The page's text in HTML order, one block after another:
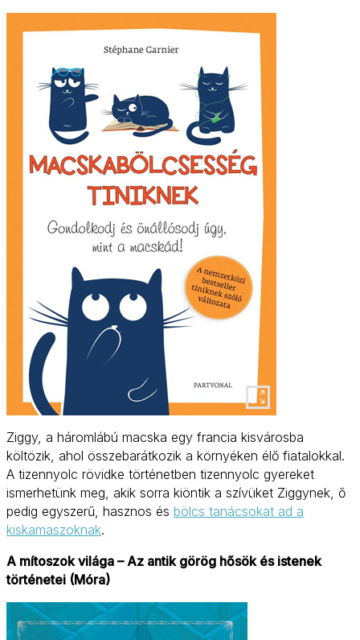
Ziggy, a háromlábú macska egy francia kisvárosba
költözik, ahol összebarátkozik a környéken élő fiatalokkal.
A tizennyolc rövidke történetben tizennyolc gyereket
ismerhetünk meg, akik sorra kiöntik a szívüket Ziggynek, ő
pedig egyszerű, hasznos és bölcs tanácsokat ad a
kiskamaszoknak.
A mítoszok világa – Az antik görög hősök és istenek
történetei (Móra)